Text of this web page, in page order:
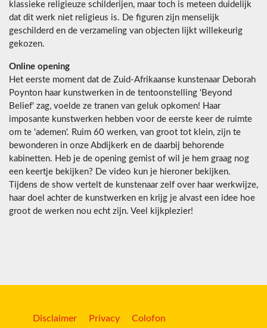
klassieke religieuze schilderijen, maar toch is meteen duidelijk
dat dit werk niet religieus is. De figuren zijn menselijk
geschilderd en de verzameling van objecten lijkt willekeurig
gekozen.
Online opening
Het eerste moment dat de Zuid-Afrikaanse kunstenaar Deborah
Poynton haar kunstwerken in de tentoonstelling 'Beyond
Belief' zag, voelde ze tranen van geluk opkomen! Haar
imposante kunstwerken hebben voor de eerste keer de ruimte
om te 'ademen'. Ruim 60 werken, van groot tot klein, zijn te
bewonderen in onze Abdijkerk en de daarbij behorende
kabinetten. Heb je de opening gemist of wil je hem graag nog
een keertje bekijken? De video kun je hieroner bekijken.
Tijdens de show vertelt de kunstenaar zelf over haar werkwijze,
haar doel achter de kunstwerken en krijg je alvast een idee hoe
groot de werken nou echt zijn. Veel kijkplezier!
Disclaimer Privacy Colofon